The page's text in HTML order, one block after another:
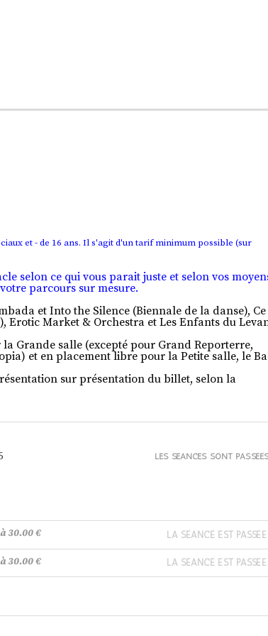
et - de 16 ans. Il s'agit d'un tarif minimum possible (sur
selon ce qui vous parait juste et selon vos
parcours sur mesure.
et Into the Silence (Biennale de la danse), Ce
Erotic Market & Orchestra et Les Enfants du
Grande salle (excepté pour Grand Reporterre,
et en placement libre pour la Petite salle, le
sur présentation du billet, selon la
LES SÉANCES SONT PASSÉES
30.00 € LA SÉANCE EST PASSÉE
30.00 € LA SÉANCE EST PASSÉE